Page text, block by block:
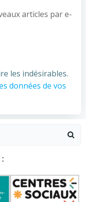
articles par e-
les indésirables.
données de vos